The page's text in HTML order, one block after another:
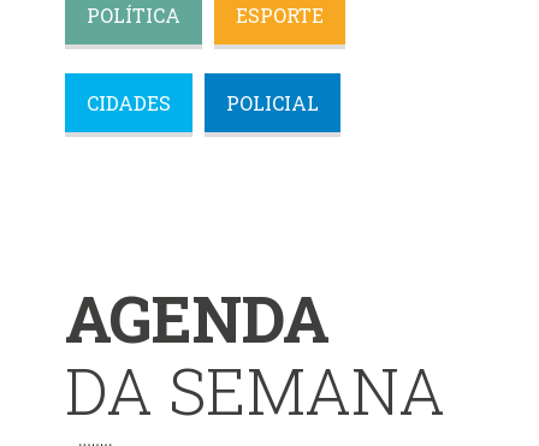
CIDADES POLICIAL
POLÍTICA ESPORTE
AGENDA
DA SEMANA